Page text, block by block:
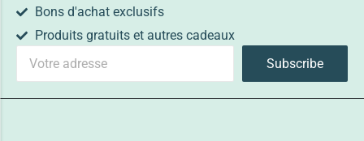
Bons d'achat exclusifs
Produits gratuits et autres cadeaux
Subscribe